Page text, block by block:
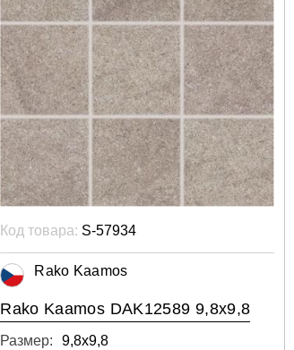
Код товара: S-57934
Rako Kaamos
Rako Kaamos DAK12589 9,8x9,8
Размер:
9,8х9,8